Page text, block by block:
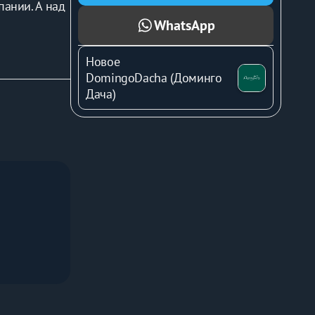
А над
для
WhatsApp
Новое
DomingoDacha (Доминго
Дача)